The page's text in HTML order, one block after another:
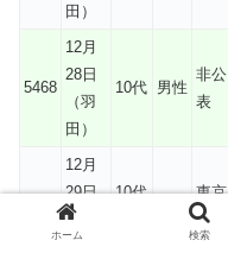
田）
5468
12月
28日
（羽
田）
10代 男性
非公
表
12月
29日
（成
10代
東京
都
ホーム 検索